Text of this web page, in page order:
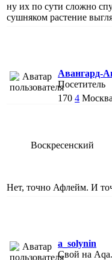
ну их по сути сложно
сушняком растение
Авангард-
Посетитель
170 4 Москва
Воскресенский
Нет, точно Афлейм. И
a_solynin
Свой на